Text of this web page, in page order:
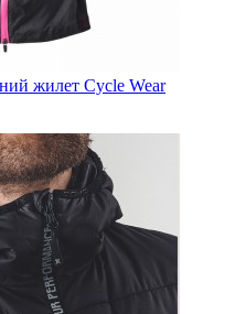
жилет Cycle Wear